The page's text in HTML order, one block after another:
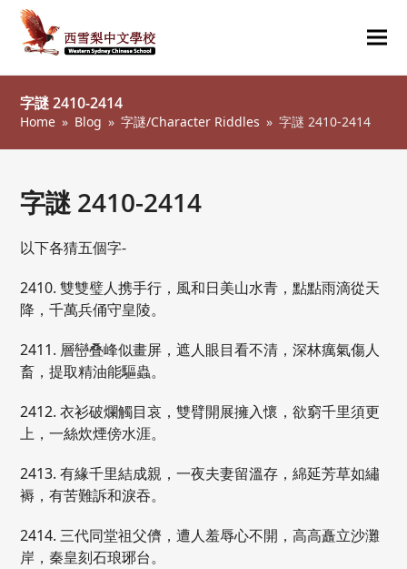
字謎 2410-2414
Home » Blog » 字謎/Character Riddles » 字謎 2410-2414
字謎 2410-2414
以下各猜五個字-
2410. 雙雙璧人携手行，風和日美山水青，點點雨滴從天
降，千萬兵俑守皇陵。
2411. 層巒叠峰似畫屏，遮人眼目看不清，深林癘氣傷人
畜，提取精油能驅蟲。
2412. 衣衫破爛觸目哀，雙臂開展擁入懷，欲窮千里須更
上，一絲炊煙傍水涯。
2413. 有緣千里結成親，一夜夫妻留溫存，綿延芳草如繡
褥，有苦難訴和淚吞。
2414. 三代同堂祖父儕，遭人羞辱心不開，高高矗立沙灘
岸，秦皇刻石琅琊台。